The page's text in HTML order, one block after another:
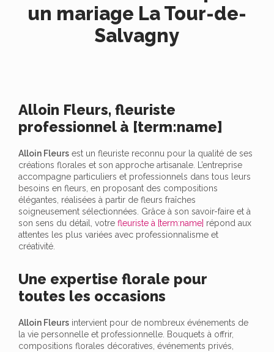
un mariage La Tour-de-
Salvagny
Alloin Fleurs, fleuriste
professionnel à [term:name]
Alloin Fleurs est un fleuriste reconnu pour la qualité de ses
créations florales et son approche artisanale. L’entreprise
accompagne particuliers et professionnels dans tous leurs
besoins en fleurs, en proposant des compositions
élégantes, réalisées à partir de fleurs fraîches
soigneusement sélectionnées. Grâce à son savoir-faire et à
son sens du détail, votre fleuriste à [term:name] répond aux
attentes les plus variées avec professionnalisme et
créativité.
Une expertise florale pour
toutes les occasions
Alloin Fleurs intervient pour de nombreux événements de
la vie personnelle et professionnelle. Bouquets à offrir,
compositions florales décoratives, événements privés,